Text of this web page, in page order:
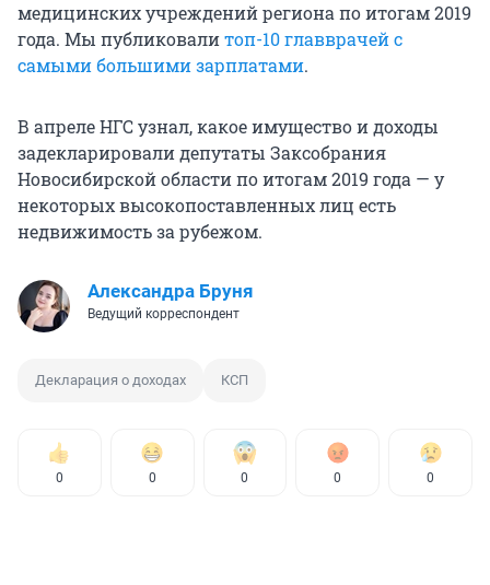
медицинских учреждений региона по итогам 2019
года. Мы публиковалитоп-10 главврачей с
самыми большими зарплатами.
В апреле НГС узнал, какое имущество и доходы
задекларировали депутаты Заксобрания
Новосибирской области по итогам 2019 года — у
некоторых высокопоставленных лиц еcть
недвижимость за рубежом.
Александра Бруня
Ведущий корреспондент
Декларация о доходах КСП
0 0 0 0 0